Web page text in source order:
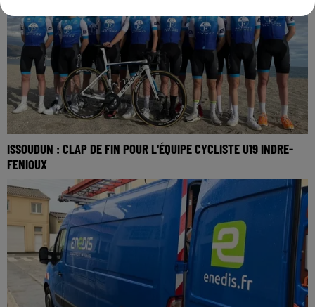
ISSOUDUN : CLAP DE FIN POUR L'ÉQUIPE CYCLISTE U19 INDRE-
FENIOUX